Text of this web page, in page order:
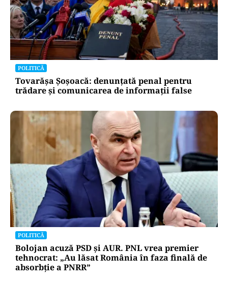
POLITICĂ
Tovarășa Șoșoacă: denunțată penal pentru
trădare și comunicarea de informații false
POLITICĂ
Bolojan acuză PSD și AUR. PNL vrea premier
tehnocrat: „Au lăsat România în faza finală de
absorbţie a PNRR”